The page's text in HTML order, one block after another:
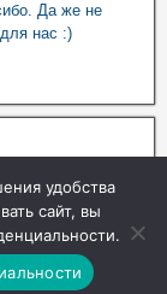
Да же не
нас :)
удобства
сайт, вы